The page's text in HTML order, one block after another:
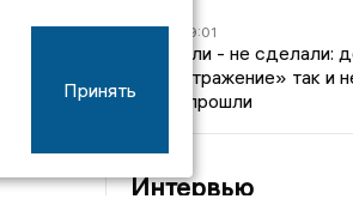
24/07 09:01
Обещали - не сделали:
ЖК «Отражение» так и
давно прошли
Интервью
Принять